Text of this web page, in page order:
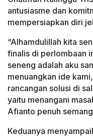
antusiasme dan
mempersiapkan diri
“Alhamdulillah kita
finalis di perlombaan
seneng adalah aku
menuangkan ide
rancangan solusi di
yaitu menangani
Afianto penuh
Keduanya